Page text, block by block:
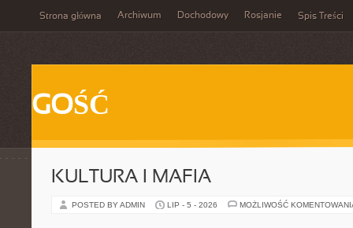
Strona główna Archiwum Dochodowy Rosjanie Spis Treści
GOŚĆ
KULTURA I MAFIA
POSTED BY ADMIN LIP - 5 - 2026 MOŻLIWOŚĆ